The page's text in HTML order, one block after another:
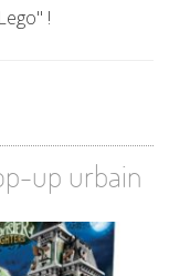
!
up urbain